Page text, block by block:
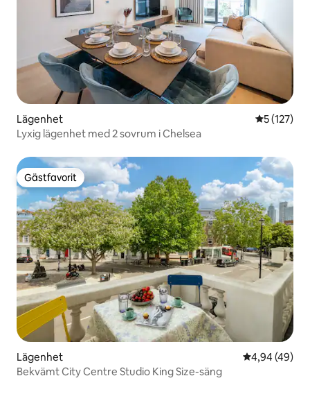
Lägenhet 5 av 5 i
5 (127)
Lyxig lägenhet med 2 sovrum i Chelsea
Gästfavorit
Gästfavorit
Lägenhet 4,94 av 5 i
4,94 (49)
Bekvämt City Centre Studio King Size-säng